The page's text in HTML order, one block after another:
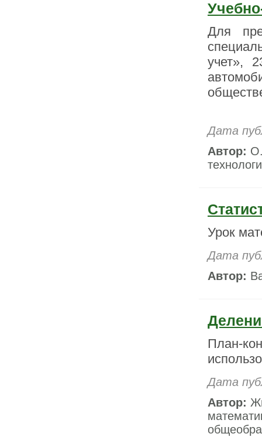
Для
учет»,
Дата
Автор:
Урок
Дата
Автор:
План-
Дата
Автор: